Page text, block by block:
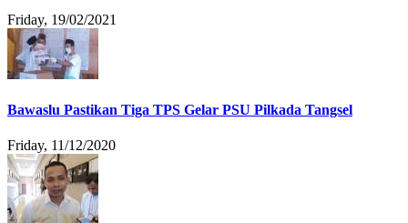
Friday, 19/02/2021
Bawaslu Pastikan Tiga TPS Gelar PSU Pilkada Tangsel
Friday, 11/12/2020